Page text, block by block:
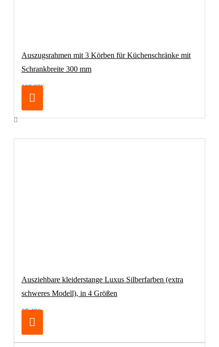
Auszugsrahmen mit 3 Körben für Küchenschränke mit
Schrankbreite 300 mm
119,00€
Ausziehbare kleiderstange Luxus Silberfarben (extra
schweres Modell), in 4 Größen
27,48€